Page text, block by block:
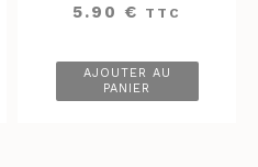
5.90 € TTC
AJOUTER AU
PANIER